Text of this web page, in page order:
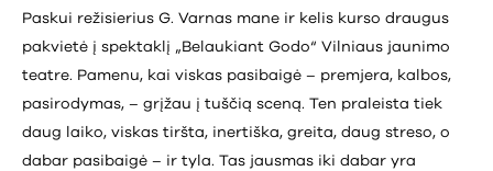
Paskui režisierius G. Varnas mane ir kelis kurso draugus
pakvietė į spektaklį „Belaukiant Godo“ Vilniaus jaunimo
teatre. Pamenu, kai viskas pasibaigė – premjera, kalbos,
pasirodymas, – grįžau į tuščią sceną. Ten praleista tiek
daug laiko, viskas tiršta, inertiška, greita, daug streso, o
dabar pasibaigė – ir tyla. Tas jausmas iki dabar yra